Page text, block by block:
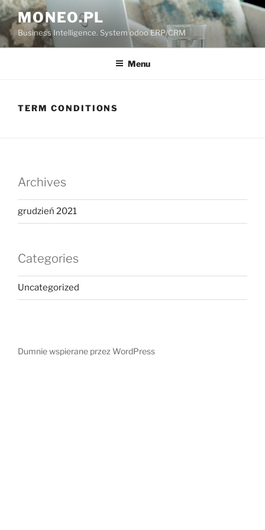
Przejdź
do
treści
MONEO.PL
Business Intelligence. System odoo ERP/CRM
Menu
TERM CONDITIONS
Archives
grudzień 2021
Categories
Uncategorized
Dumnie wspierane przez WordPress